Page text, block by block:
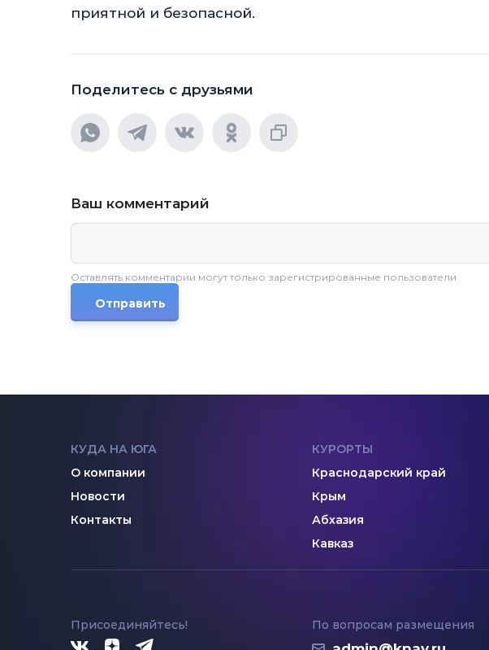
приятной и безопасной.
Поделитесь с друзьями
Ваш комментарий
Оставлять комментарии могут только зарегистрированные пользователи
Отправить
КУДА НА ЮГА
О компании
Новости
Контакты
КУРОРТЫ
Краснодарский край
Крым
Абхазия
Кавказ
Присоединяйтесь! По вопросам размещения